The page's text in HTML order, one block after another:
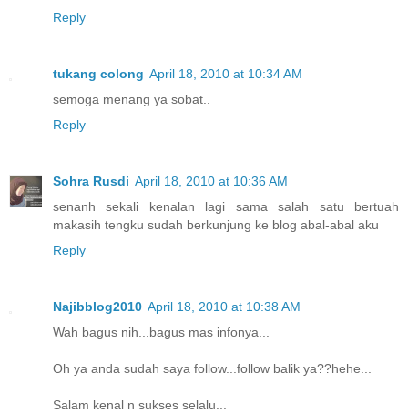
Reply
tukang colong April 18, 2010 at 10:34 AM
semoga menang ya sobat..
Reply
Sohra Rusdi April 18, 2010 at 10:36 AM
senanh sekali kenalan lagi sama salah satu bertuah
makasih tengku sudah berkunjung ke blog abal-abal aku
Reply
Najibblog2010 April 18, 2010 at 10:38 AM
Wah bagus nih...bagus mas infonya...
Oh ya anda sudah saya follow...follow balik ya??hehe...
Salam kenal n sukses selalu...